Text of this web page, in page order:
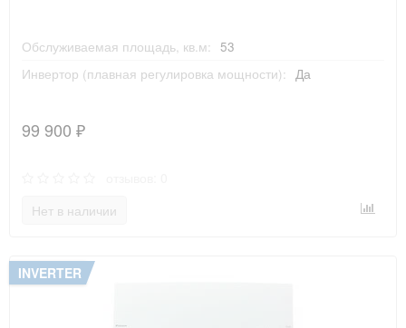
Обслуживаемая площадь, кв.м: 53
Инвертор (плавная регулировка мощности):
Да
99 900 ₽
Нет в наличии
INVERTER